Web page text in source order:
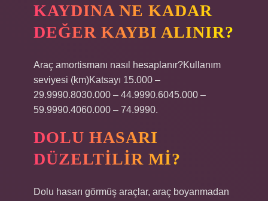
KAYDINA NE KADAR
DEĞER KAYBI ALINIR?
Araç amortismanı nasıl hesaplanır?Kullanım
seviyesi (km)Katsayı 15.000 –
29.9990.8030.000 – 44.9990.6045.000 –
59.9990.4060.000 – 74.9990.
DOLU HASARI
DÜZELTILIR MI?
Dolu hasarı görmüş araçlar, araç boyanmadan